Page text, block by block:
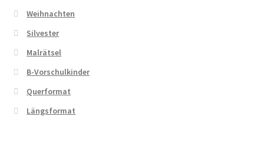
Weihnachten
Silvester
Malrätsel
B-Vorschulkinder
Querformat
Längsformat